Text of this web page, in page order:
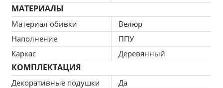
Данная модель выполняется с правым углом,  если вам
необходим левый угол, укажите пожалуйста это в комментарии
к заказу или сообщите менеджеру.
МАТЕРИАЛЫ
Материал обивки
Велюр
Наполнение
ППУ
Каркас
Деревянный
КОМПЛЕКТАЦИЯ
Декоративные подушки
Да